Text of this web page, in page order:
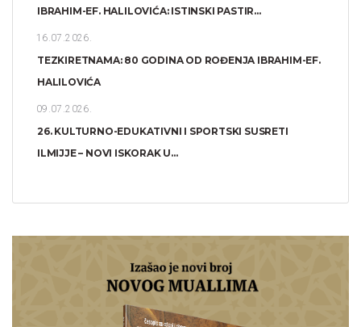
IBRAHIM-EF. HALILOVIĆA: ISTINSKI PASTIR...
16.07.2026.
TEZKIRETNAMA: 80 GODINA OD ROĐENJA IBRAHIM-EF.
HALILOVIĆA
09.07.2026.
26. KULTURNO-EDUKATIVNI I SPORTSKI SUSRETI
ILMIJJE – NOVI ISKORAK U...